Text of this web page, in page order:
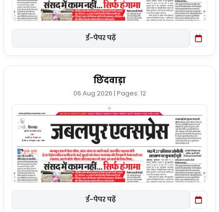
ई-पेपर पढ़ें
छिंदवाड़ा
06 Aug 2026 | Pages: 12
ई-पेपर पढ़ें